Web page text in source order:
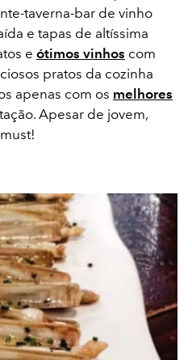
taverna-bar de vinho
e tapas de altíssima
e ótimos vinhos com
pratos da cozinha
apenas com os melhores
Apesar de jovem,